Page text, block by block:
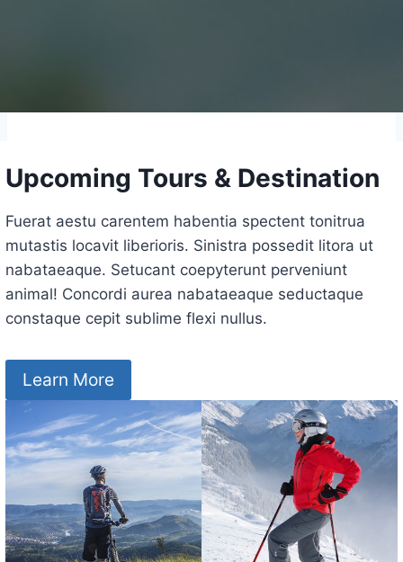
Upcoming Tours & Destination
Fuerat aestu carentem habentia spectent tonitrua
mutastis locavit liberioris. Sinistra possedit litora ut
nabataeaque. Setucant coepyterunt perveniunt
animal! Concordi aurea nabataeaque seductaque
constaque cepit sublime flexi nullus.
Learn More